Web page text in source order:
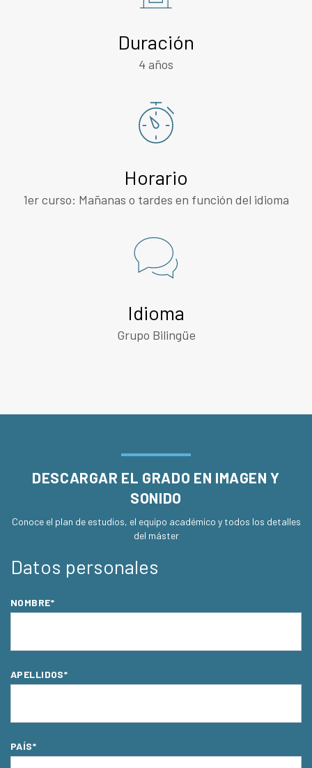
Duración
4 años
Horario
1er curso: Mañanas o tardes en función del idioma
Idioma
Grupo Bilingüe
DESCARGAR EL GRADO EN IMAGEN Y
SONIDO
Conoce el plan de estudios, el equipo académico y todos los detalles
del máster
Datos personales
NOMBRE*
APELLIDOS*
PAÍS*